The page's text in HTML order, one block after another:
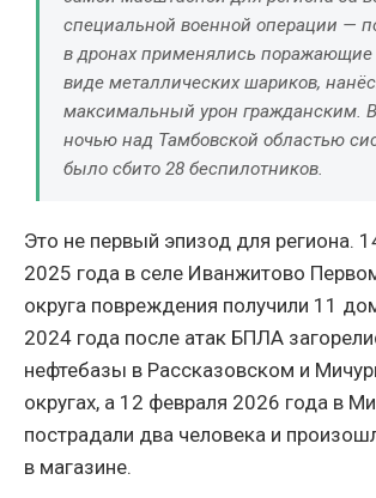
специальной военной операции —
в дронах применялись
виде металлических шариков,
максимальный урон гражданским.
ночью над Тамбовской областью
было сбито 28 беспилотников.
Это не первый эпизод для региона.
2025 года в селе Иванжитово
округа повреждения получили 11
2024 года после атак БПЛА
нефтебазы в Рассказовском и
округах, а 12 февраля 2026 года в
пострадали два человека и
в магазине.